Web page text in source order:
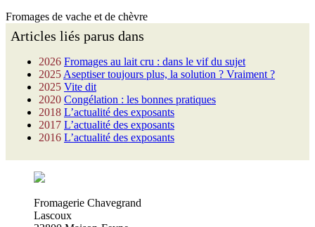
Fromages de vache et de chèvre
Articles liés parus dans
2026 Fromages au lait cru : dans le vif du sujet
2025Aseptiser toujours plus, la solution ? Vraiment ?
2025 Vite dit
2020 Congélation : les bonnes pratiques
2018 L’actualité des exposants
2017 L’actualité des exposants
2016 L’actualité des exposants
Fromagerie Chavegrand
Lascoux